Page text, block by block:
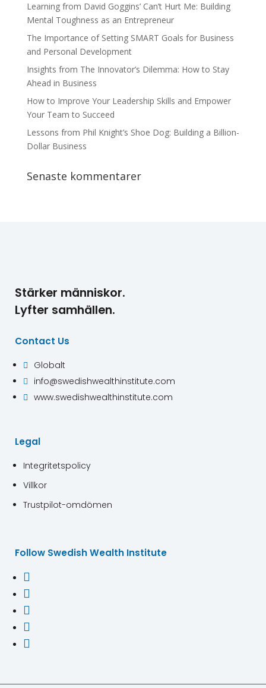
Learning from David Goggins’ Can’t Hurt Me: Building
Mental Toughness as an Entrepreneur
The Importance of Setting SMART Goals for Business
and Personal Development
Insights from The Innovator’s Dilemma: How to Stay
Ahead in Business
How to Improve Your Leadership Skills and Empower
Your Team to Succeed
Lessons from Phil Knight’s Shoe Dog: Building a Billion-
Dollar Business
Senaste kommentarer
Stärker människor.
Lyfter samhällen.
Contact Us
 Globalt
 info@swedishwealthinstitute.com
 www.swedishwealthinstitute.com
Legal
Integritetspolicy
Villkor
Trustpilot-omdömen
Follow Swedish Wealth Institute




